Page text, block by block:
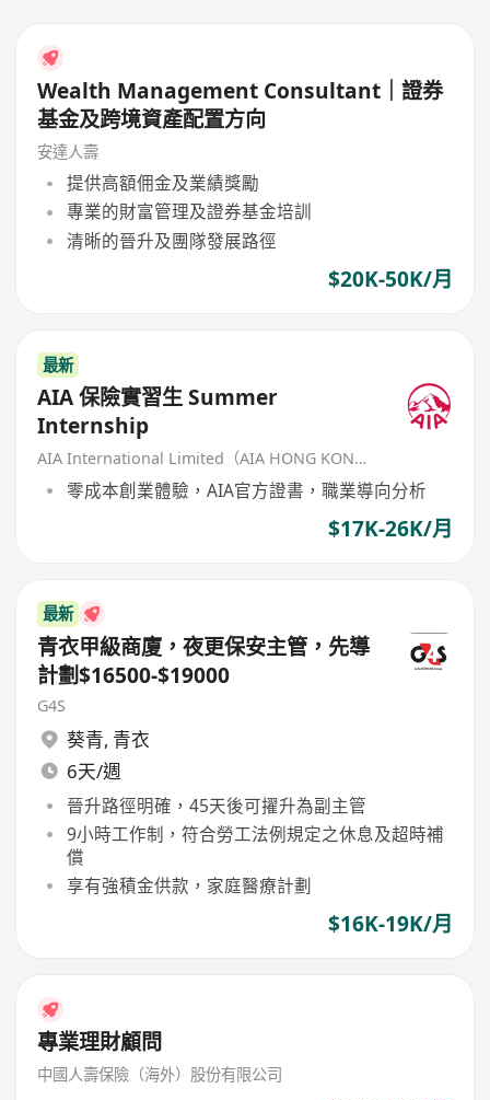
Wealth Management Consultant｜證券
基金及跨境資產配置方向
安達人壽
提供高額佣金及業績獎勵
專業的財富管理及證券基金培訓
清晰的晉升及團隊發展路徑
$20K-50K/月
最新
AIA 保險實習生 Summer
Internship
AIA International Limited（AIA HONG KONG）
零成本創業體驗，AIA官方證書，職業導向分析
$17K-26K/月
最新
青衣甲級商廈，夜更保安主管，先導
計劃$16500-$19000
G4S
葵青, 青衣
6天/週
晉升路徑明確，45天後可擢升為副主管
9小時工作制，符合勞工法例規定之休息及超時補
償
享有強積金供款，家庭醫療計劃
$16K-19K/月
專業理財顧問
中國人壽保險（海外）股份有限公司